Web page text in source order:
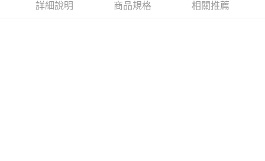
詳細說明 商品規格 相關推薦